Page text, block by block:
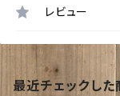
レビュー
最近チェックした